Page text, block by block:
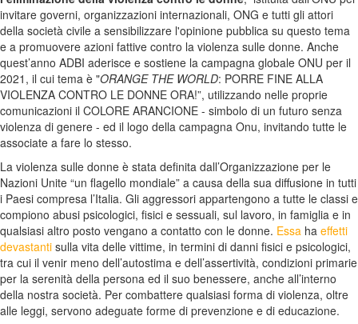
invitare governi, organizzazioni internazionali, ONG e tutti gli attori
della società civile a sensibilizzare l'opinione pubblica su questo tema
e a promuovere azioni fattive contro la violenza sulle donne. Anche
quest’anno ADBI aderisce e sostiene la campagna globale ONU per il
2021, il cui tema è "ORANGE THE WORLD: PORRE FINE ALLA
VIOLENZA CONTRO LE DONNE ORA!”, utilizzando nelle proprie
comunicazioni il COLORE ARANCIONE - simbolo di un futuro senza
violenza di genere - ed il logo della campagna Onu, invitando tutte le
associate a fare lo stesso.
La violenza sulle donne è stata definita dall’Organizzazione per le
Nazioni Unite “un flagello mondiale” a causa della sua diffusione in tutti
i Paesi compresa l’Italia. Gli aggressori appartengono a tutte le classi e
compiono abusi psicologici, fisici e sessuali, sul lavoro, in famiglia e in
qualsiasi altro posto vengano a contatto con le donne. Essa ha effetti
devastanti sulla vita delle vittime, in termini di danni fisici e psicologici,
tra cui il venir meno dell’autostima e dell’assertività, condizioni primarie
per la serenità della persona ed il suo benessere, anche all’interno
della nostra società. Per combattere qualsiasi forma di violenza, oltre
alle leggi, servono adeguate forme di prevenzione e di educazione.